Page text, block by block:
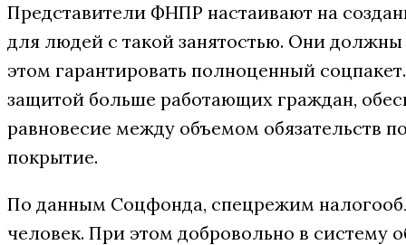
Представители ФНПР настаивают на
для людей с такой занятостью. Они
этом гарантировать полноценный
защитой больше работающих граждан,
равновесие между объемом обязательств
покрытие.
По данным Соцфонда, спецрежим
человек. При этом добровольно в систему